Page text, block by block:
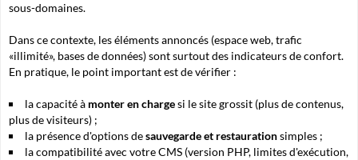
sous-domaines.
Dans ce contexte, les éléments annoncés (espace web, trafic
«illimité», bases de données) sont surtout des indicateurs de confort.
En pratique, le point important est de vérifier :
la capacité à monter en chargesi le site grossit (plus de contenus,
plus de visiteurs) ;
la présence d'options desauvegarde et restaurationsimples ;
la compatibilité avec votre CMS (version PHP, limites d'exécution,